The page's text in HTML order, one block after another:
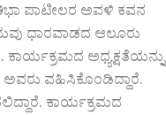
ಪಾಟೀಲರ ಅವಳಿ ಕವನ
ಧಾರವಾಡದ ಆಲೂರು
ಅಧ್ಯಕ್ಷತೆಯನ್ನು
ವಹಿಸಿಕೊಂಡಿದ್ದಾರೆ.
ಕಾರ್ಯಕ್ರಮದ